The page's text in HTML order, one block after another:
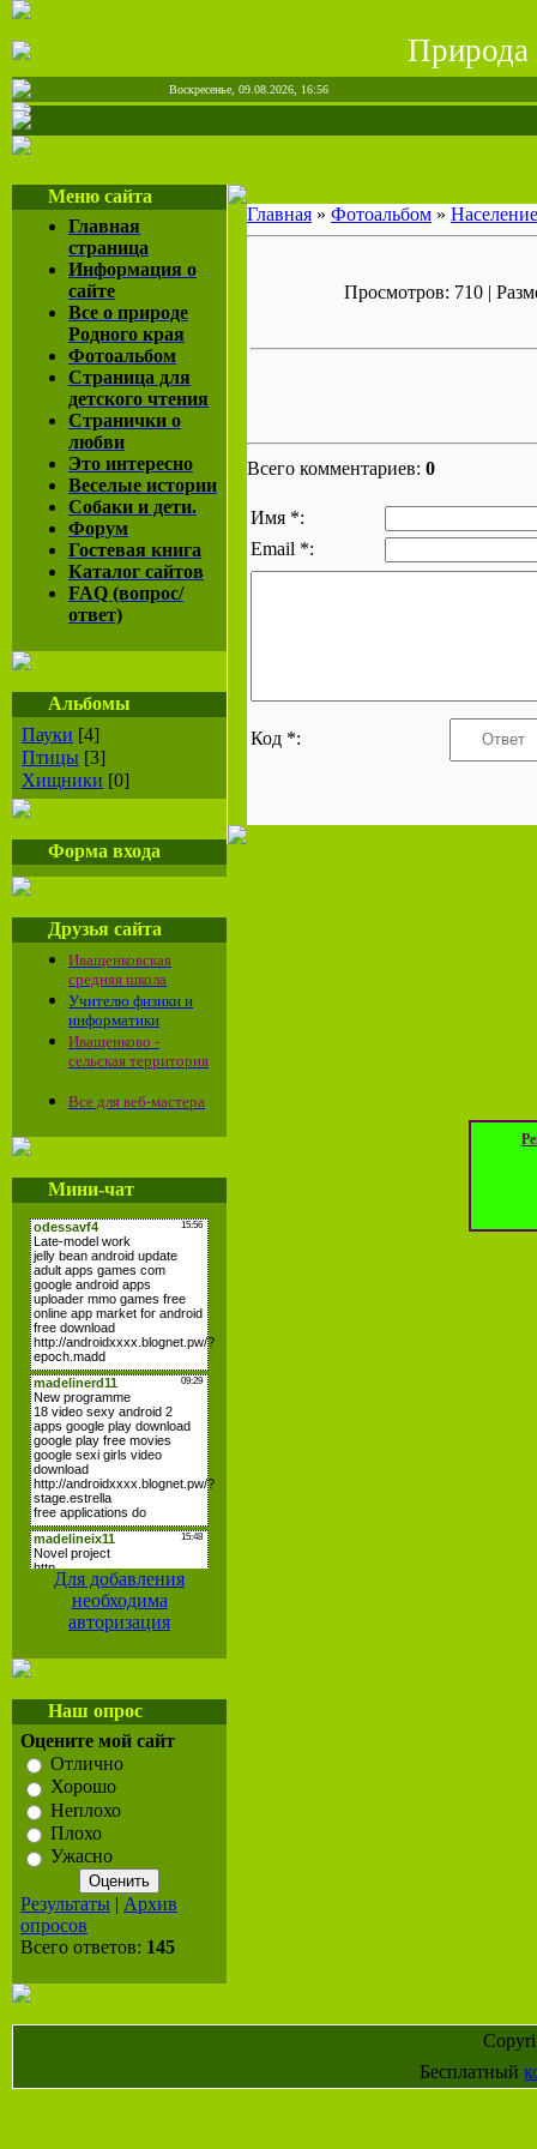
Природа
Воскресенье, 09.08.2026, 16:56
Меню сайта
Главная
страница
Информация о
сайте
Все о природе
Родного края
Фотоальбом
Страница для
детского чтения
Странички о
любви
Это интересно
Веселые истории
Собаки и дети.
Форум
Гостевая книга
Каталог сайтов
FAQ (вопрос/
ответ)
Альбомы
Пауки [4]
Птицы [3]
Хищники [0]
Форма входа
Друзья сайта
Иващенковская
средняя школа
Учителю физики и
информатики
Иващенково -
сельская территория
Все для веб-мастера
Мини-чат
Для добавления
необходима
авторизация
Наш опрос
Оцените мой сайт
Отлично
Хорошо
Неплохо
Плохо
Ужасно
Результаты | Архив
опросов
Всего ответов: 145
Главная » Фотоальбом »
Просмотров: 710 |
Всего комментариев: 0
Имя *:
Email *:
Код *:
Бесплатный